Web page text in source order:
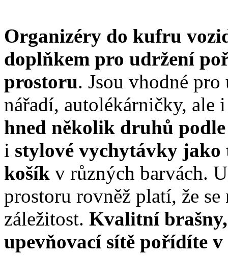
Organizéry do kufru
doplňkem pro udržení
prostoru. Jsou vhodné
nářadí, autolékárničky, ale
hned několik druhů
i stylové vychytávky
košík v různých barvách.
prostoru rovněž platí, že
záležitost. Kvalitní
upevňovací sítě pořídíte